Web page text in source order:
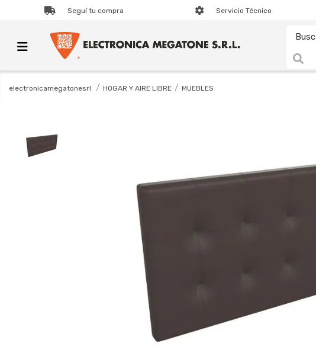
Seguí tu compra Servicio Técnico
electronicamegatonesrl HOGAR Y AIRE LIBRE MUEBLES